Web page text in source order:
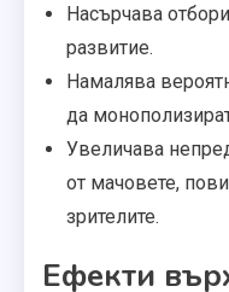
Насърчава
развитие.
Намалява
да
Увеличава
от мачовете,
зрителите.
Ефекти